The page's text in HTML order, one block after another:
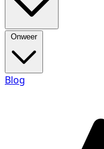
Onweer
Blog